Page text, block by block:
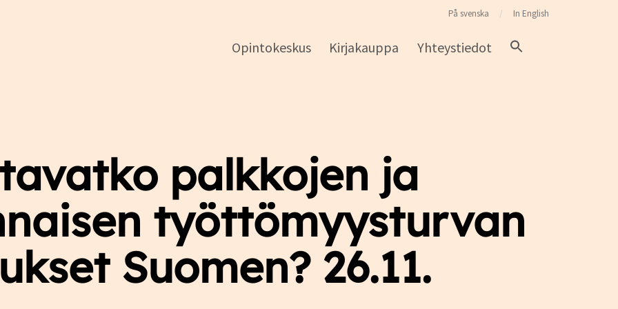
Opintokeskus Kirjakauppa Yhteystiedot
På svenska In English
palkkojen ja
työttömyysturvan
Suomen? 26.11.